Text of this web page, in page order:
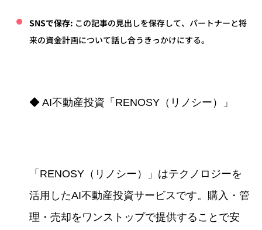
SNSで保存: この記事の見出しを保存して、パートナーと将
来の資金計画について話し合うきっかけにする。
◆ AI不動産投資「RENOSY（リノシー）」
「RENOSY（リノシー）」はテクノロジーを
活⽤したAI不動産投資サービスです。購⼊・管
理・売却をワンストップで提供することで安